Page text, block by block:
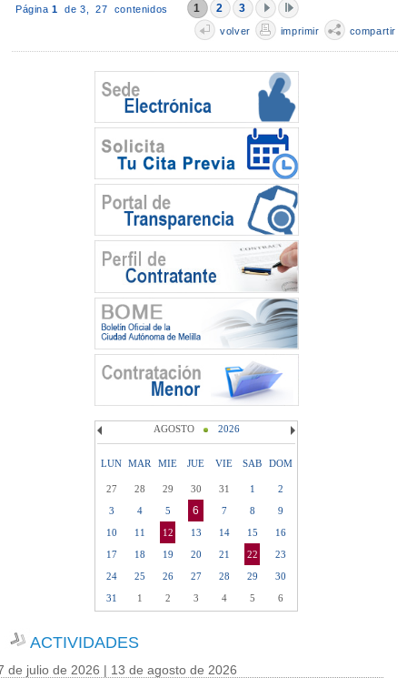
Página 1 de 3,27 contenidos 1 2 3
volver imprimir compartir
AGOSTO 2026
LUN MAR MIE JUE VIE SAB DOM
27 28 29 30 31 1
2
3
4 5 6 7 8
9
10
11 12 13 14 15
16
17
18 19 20 21 22
23
24
25 26 27 28 29
30
31
1 2 3 4 5 6
ACTIVIDADES
de julio de 2026 | 13 de agosto de 2026